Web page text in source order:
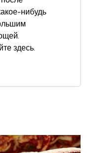
нибудь
здесь